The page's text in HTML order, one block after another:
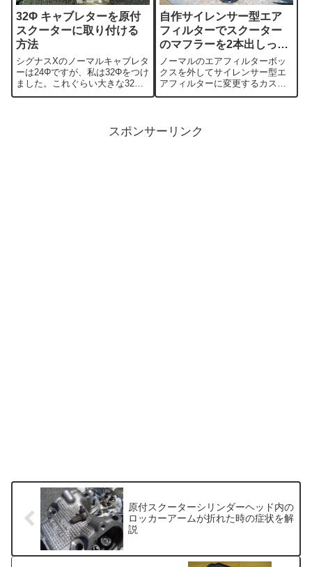
32Φ キャブレターを原付
スクーターに取り付ける
方法
シグナスXのノーマルキャブレタ
ーは24Φですが、私は32Φをつけ
ました。これぐらい大きな32Φ
キャブレターを装着するには、
２～３枚用意したようが良いで
す。他には高さが必要になる場
自作サイレンサー型エア
フィルターでスクーター
のマフラーを2本出しっぽ
くキメる！
ノーマルのエアフィルターボッ
クスを外してサイレンサー型エ
アフィルターに変更するカスタ
ムです。適当なパイプ、エアフ
を作りましょう。自分で部品を
揃えるのが面倒なかたはサイレ
スポンサーリンク
原付スクーターシリンダーヘッド内の
ロッカーアームが折れた時の症状を解
説